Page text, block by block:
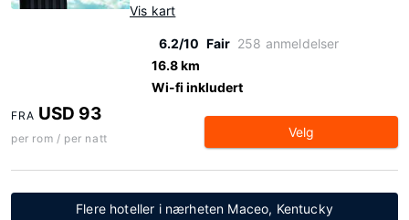
Vis kart
6.2/10 Fair 258 anmeldelser
16.8 km
Wi-fi inkludert
FRA USD 93
per rom / per natt Velg
Flere hoteller i nærheten Maceo, Kentucky